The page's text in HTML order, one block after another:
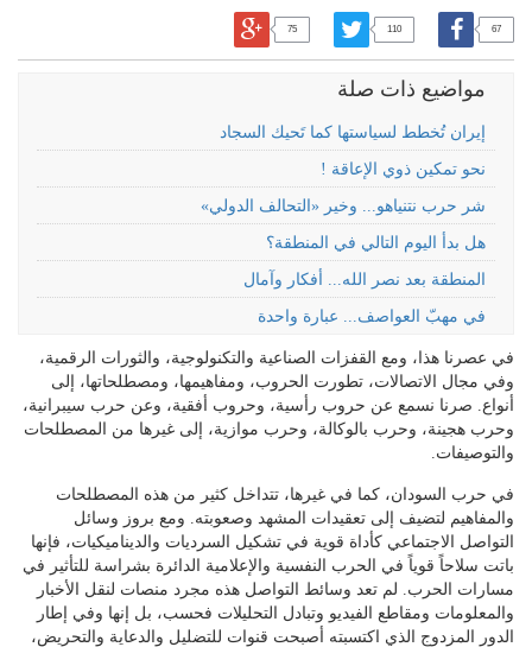
67
110
75
مواضيع ذات صلة
إيران تُخطط لسياستها كما تَحيك السجاد
نحو تمكين ذوي الإعاقة !
شر حرب نتنياهو... وخير «التحالف الدولي»
هل بدأ اليوم التالي في المنطقة؟
المنطقة بعد نصر الله... أفكار وآمال
في مهبّ العواصف... عبارة واحدة
في عصرنا هذا، ومع القفزات الصناعية والتكنولوجية، والثورات الرقمية،
وفي مجال الاتصالات، تطورت الحروب، ومفاهيمها، ومصطلحاتها، إلى
أنواع. صرنا نسمع عن حروب رأسية، وحروب أفقية، وعن حرب سيبرانية،
وحرب هجينة، وحرب بالوكالة، وحرب موازية، إلى غيرها من المصطلحات
والتوصيفات.
في حرب السودان، كما في غيرها، تتداخل كثير من هذه المصطلحات
والمفاهيم لتضيف إلى تعقيدات المشهد وصعوبته. ومع بروز وسائل
التواصل الاجتماعي كأداة قوية في تشكيل السرديات والديناميكيات، فإنها
باتت سلاحاً قوياً في الحرب النفسية والإعلامية الدائرة بشراسة للتأثير في
مسارات الحرب. لم تعد وسائط التواصل هذه مجرد منصات لنقل الأخبار
والمعلومات ومقاطع الفيديو وتبادل التحليلات فحسب، بل إنها وفي إطار
الدور المزدوج الذي اكتسبته أصبحت قنوات للتضليل والدعاية والتحريض،